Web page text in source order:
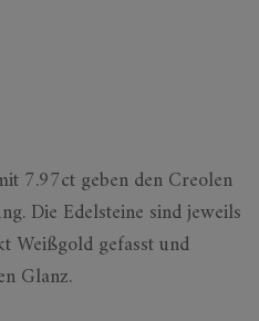
7.97ct geben den Creolen
Die Edelsteine sind jeweils
Weißgold gefasst und
Glanz.